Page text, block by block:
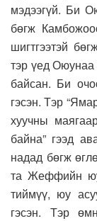
мэдээгүй. Би
бөгж
шигтгээтэй
тэр үед Оюунаа
байсан. Би
гэсэн. Тэр
хуучны
байна” гээд
надад бөгж
та Жеффийн юу
тиймүү, юу
гэсэн. Тэр